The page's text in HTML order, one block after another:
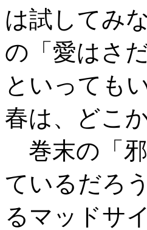
は試してみ
の「愛はさ
といっても
春は、どこ
巻末の「
ているだろ
るマッドサ